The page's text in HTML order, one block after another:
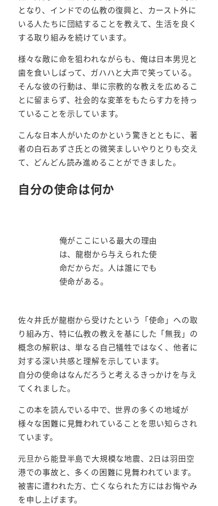
となり、インドでの仏教の復興と、カースト外に
いる人たちに団結することを教えて、生活を良く
する取り組みを続けています。
様々な敵に命を狙われながらも、俺は日本男児と
歯を食いしばって、ガハハと大声で笑っている。
そんな彼の行動は、単に宗教的な教えを広めるこ
とに留まらず、社会的な変革をもたらす力を持っ
ていることを示しています。
こんな日本人がいたのかという驚きとともに、著
者の白石あずさ氏との微笑ましいやりとりも交え
て、どんどん読み進めることができました。
自分の使命は何か
俺がここにいる最大の理由
は、龍樹から与えられた使
命だからだ。人は誰にでも
使命がある。
佐々井氏が龍樹から受けたという「使命」への取
り組み方、特に仏教の教えを基にした「無我」の
概念の解釈は、単なる自己犠牲ではなく、他者に
対する深い共感と理解を示しています。
自分の使命はなんだろうと考えるきっかけを与え
てくれました。
この本を読んでいる中で、世界の多くの地域が
様々な困難に見舞われていることを思い知らされ
ています。
元旦から能登半島で大規模な地震、2日は羽田空
港での事故と、多くの困難に見舞われています。
被害に遭われた方、亡くなられた方にはお悔やみ
を申し上げます。